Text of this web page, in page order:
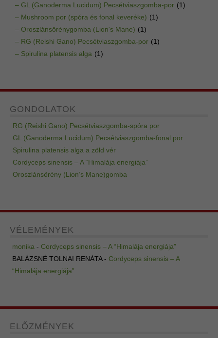
– GL (Ganoderma Lucidum) Pecsétviaszgomba-por (1)
– Mushroom por (spóra és fonal keveréke) (1)
– Oroszlánsörénygomba (Lion's Mane) (1)
– RG (Reishi Gano) Pecsétviaszgomba-por (1)
– Spirulina platensis alga (1)
GONDOLATOK
RG (Reishi Gano) Pecsétviaszgomba-spóra por
GL (Ganoderma Lucidum) Pecsétviaszgomba-fonal por
Spirulina platensis alga a zöld vér
Cordyceps sinensis – A “Himalája energiája”
Oroszlánsörény (Lion’s Mane)gomba
VÉLEMÉNYEK
monika - Cordyceps sinensis – A “Himalája energiája”
BALÁZSNÉ TOLNAI RENÁTA- Cordyceps sinensis – A
“Himalája energiája”
ELŐZMÉNYEK